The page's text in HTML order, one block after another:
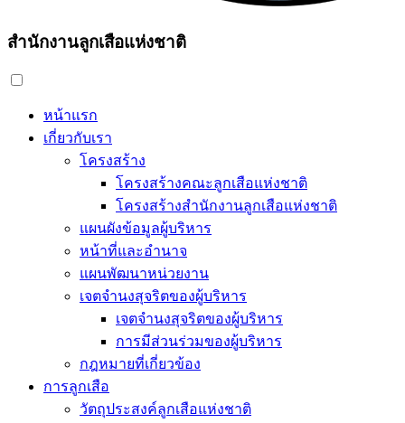
สำนักงานลูกเสือแห่งชาติ
หน้าแรก
เกี่ยวกับเรา
โครงสร้าง
โครงสร้างคณะลูกเสือแห่งชาติ
โครงสร้างสำนักงานลูกเสือแห่งชาติ
แผนผังข้อมูลผู้บริหาร
หน้าที่และอำนาจ
แผนพัฒนาหน่วยงาน
เจตจำนงสุจริตของผู้บริหาร
เจตจำนงสุจริตของผู้บริหาร
การมีส่วนร่วมของผู้บริหาร
กฎหมายที่เกี่ยวข้อง
การลูกเสือ
วัตถุประสงค์ลูกเสือแห่งชาติ